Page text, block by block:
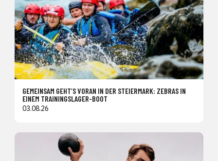
GEMEINSAM GEHT’S VORAN IN DER STEIERMARK: ZEBRAS IN
EINEM TRAININGSLAGER-BOOT
03.08.26